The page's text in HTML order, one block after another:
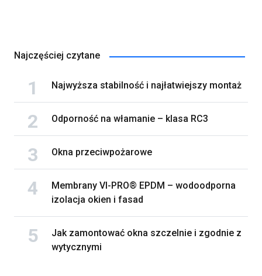
Najczęściej czytane
Najwyższa stabilność i najłatwiejszy montaż
Odporność na włamanie – klasa RC3
Okna przeciwpożarowe
Membrany VI-PRO® EPDM – wodoodporna
izolacja okien i fasad
Jak zamontować okna szczelnie i zgodnie z
wytycznymi